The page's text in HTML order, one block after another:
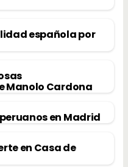
española por
Manolo Cardona
en Madrid
en Casa de